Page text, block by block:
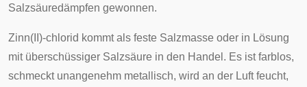
Salzsäuredämpfen gewonnen.
Zinn(II)-chlorid kommt als feste Salzmasse oder in Lösung
mit überschüssiger Salzsäure in den Handel. Es ist farblos,
schmeckt unangenehm metallisch, wird an der Luft feucht,